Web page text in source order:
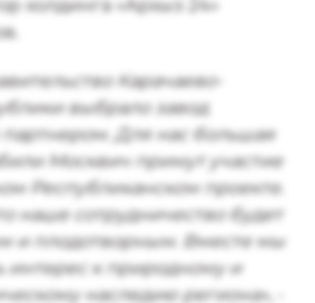
холдинга «Архыз 24»
Карачаево-
выбрало завод
Для нас большая
Москвич примут участие
Республиканском проекте.
наше сотрудничество будет
и плодотворным. Вместе мы
к природному и
наследию региона»,